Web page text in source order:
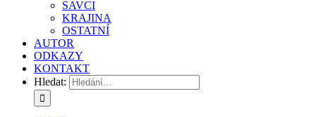
SAVCI
KRAJINA
OSTATNÍ
AUTOR
ODKAZY
KONTAKT
Hledat: